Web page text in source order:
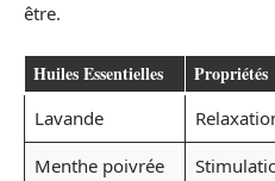
être.
Huiles Essentielles Propriétés
Lavande
Menthe poivrée